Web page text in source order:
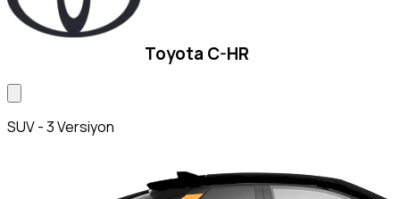
Toyota C-HR
SUV - 3 Versiyon